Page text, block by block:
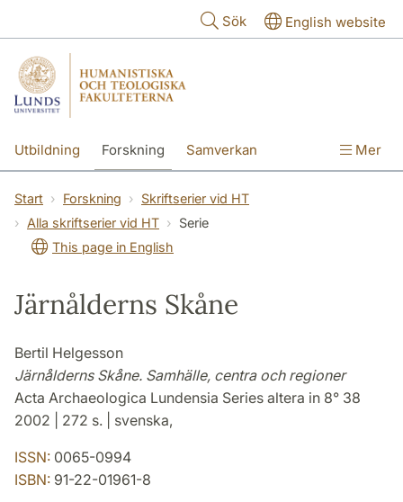
Sök English website
Utbildning Forskning Samverkan Mer
Start Forskning
Skriftserier vid HT
Alla skriftserier vid HT
Serie
This page in English
Järnålderns Skåne
Bertil Helgesson
Järnålderns Skåne. Samhälle, centra och regioner
Acta Archaeologica Lundensia Series altera in 8° 38
2002 | 272 s. | svenska,
ISSN: 0065-0994
ISBN: 91-22-01961-8